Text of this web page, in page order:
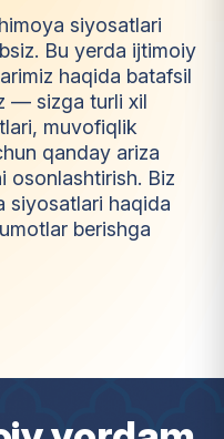
siyosatlari
Bu yerda ijtimoiy
haqida batafsil
— sizga turli xil
muvofiqlik
qanday ariza
osonlashtirish. Biz
siyosatlari haqida
berishga